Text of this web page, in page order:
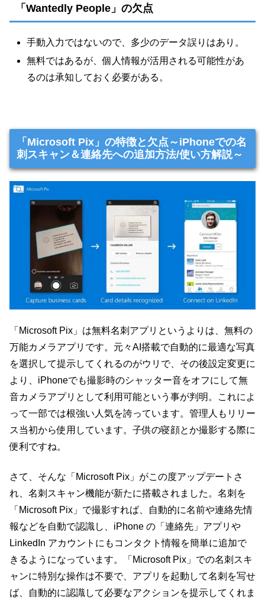
「Wantedly People」の欠点
手動入力ではないので、多少のデータ誤りはあり。
無料ではあるが、個人情報が活用される可能性があ
るのは承知しておく必要がある。
「Microsoft Pix」の特徴と欠点～iPhoneでの名
刺スキャン＆連絡先への追加方法/使い方解説～
「Microsoft Pix」は無料名刺アプリというよりは、無料の
万能カメラアプリです。元々AI搭載で自動的に最適な写真
を選択して提示してくれるのがウリで、その後設定変更に
より、iPhoneでも撮影時のシャッター音をオフにして無
音カメラアプリとして利用可能という事が判明。これによ
って一部では根強い人気を誇っています。管理人もリリー
ス当初から使用しています。子供の寝顔とか撮影する際に
便利ですね。
さて、そんな「Microsoft Pix」がこの度アップデートさ
れ、名刺スキャン機能が新たに搭載されました。名刺を
「Microsoft Pix」で撮影すれば、自動的に名前や連絡先情
報などを自動で認識し、iPhone の「連絡先」アプリや
LinkedIn アカウントにもコンタクト情報を簡単に追加で
きるようになっています。「Microsoft Pix」での名刺スキ
ャンに特別な操作は不要で、アプリを起動して名刺を写せ
ば、自動的に認識して必要なアクションを提示してくれま